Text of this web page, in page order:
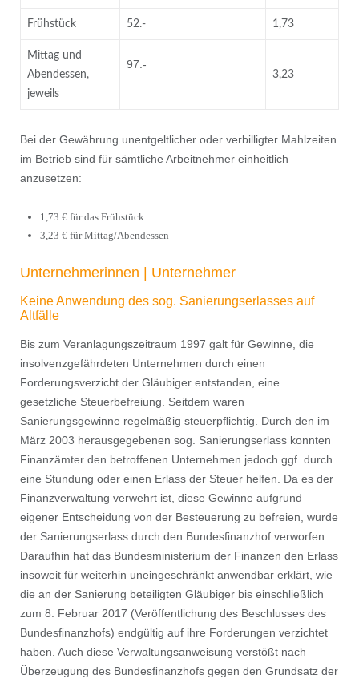
Frühstück 52.- 1,73
Mittag und
Abendessen,
jeweils
97.-
3,23
Bei der Gewährung unentgeltlicher oder verbilligter Mahlzeiten
im Betrieb sind für sämtliche Arbeitnehmer einheitlich
anzusetzen:
1,73 € für das Frühstück
3,23 € für Mittag/Abendessen
Unternehmerinnen | Unternehmer
Keine Anwendung des sog. Sanierungserlasses auf
Altfälle
Bis zum Veranlagungszeitraum 1997 galt für Gewinne, die
insolvenzgefährdeten Unternehmen durch einen
Forderungsverzicht der Gläubiger entstanden, eine
gesetzliche Steuerbefreiung. Seitdem waren
Sanierungsgewinne regelmäßig steuerpﬂichtig. Durch den im
März 2003 herausgegebenen sog. Sanierungserlass konnten
Finanzämter den betroffenen Unternehmen jedoch ggf. durch
eine Stundung oder einen Erlass der Steuer helfen. Da es der
Finanzverwaltung verwehrt ist, diese Gewinne aufgrund
eigener Entscheidung von der Besteuerung zu befreien, wurde
der Sanierungserlass durch den Bundesﬁnanzhof verworfen.
Daraufhin hat das Bundesministerium der Finanzen den Erlass
insoweit für weiterhin uneingeschränkt anwendbar erklärt, wie
die an der Sanierung beteiligten Gläubiger bis einschließlich
zum 8. Februar 2017 (Veröffentlichung des Beschlusses des
Bundesﬁnanzhofs) endgültig auf ihre Forderungen verzichtet
haben. Auch diese Verwaltungsanweisung verstößt nach
Überzeugung des Bundesﬁnanzhofs gegen den Grundsatz der